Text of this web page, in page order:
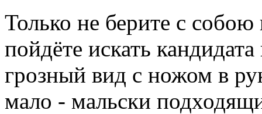
Только не берите с
пойдёте искать
грозный вид с ножом в
мало - мальски